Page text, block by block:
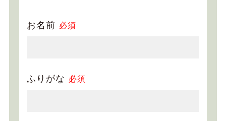
お名前 必須
ふりがな 必須